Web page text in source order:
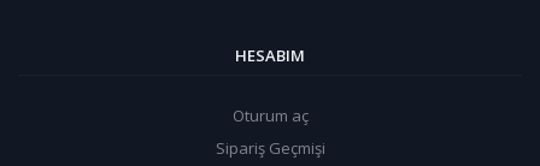
HESABIM
Oturum aç
Sipariş Geçmişi